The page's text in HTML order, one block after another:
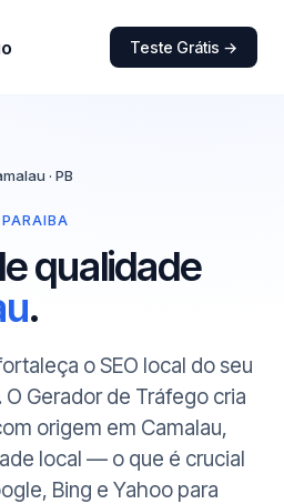
Teste Grátis →
· PB
qualidade
.
o SEO local do seu
Gerador de Tráfego cria
origem em Camalau,
local — o que é crucial
Bing e Yahoo para